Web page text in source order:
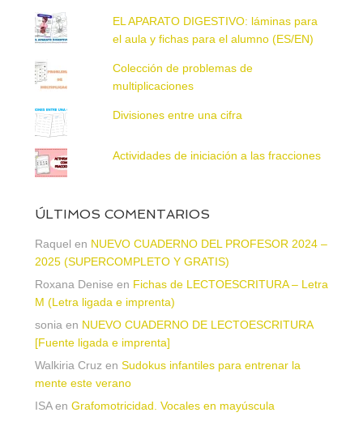
EL APARATO DIGESTIVO: láminas para
el aula y fichas para el alumno (ES/EN)
Colección de problemas de
multiplicaciones
Divisiones entre una cifra
Actividades de iniciación a las fracciones
ÚLTIMOS COMENTARIOS
Raquel en NUEVO CUADERNO DEL PROFESOR 2024 –
2025 (SUPERCOMPLETO Y GRATIS)
Roxana Denise en Fichas de LECTOESCRITURA – Letra
M (Letra ligada e imprenta)
soniaen NUEVO CUADERNO DE LECTOESCRITURA
[Fuente ligada e imprenta]
Walkiria Cruzen Sudokus infantiles para entrenar la
mente este verano
ISAen Grafomotricidad. Vocales en mayúscula